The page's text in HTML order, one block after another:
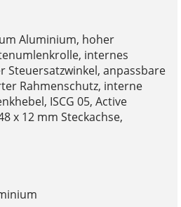
Aluminium, hoher
internes
Steuersatzwinkel, anpassbare
Rahmenschutz, interne
ISCG 05, Active
x 12 mm Steckachse,